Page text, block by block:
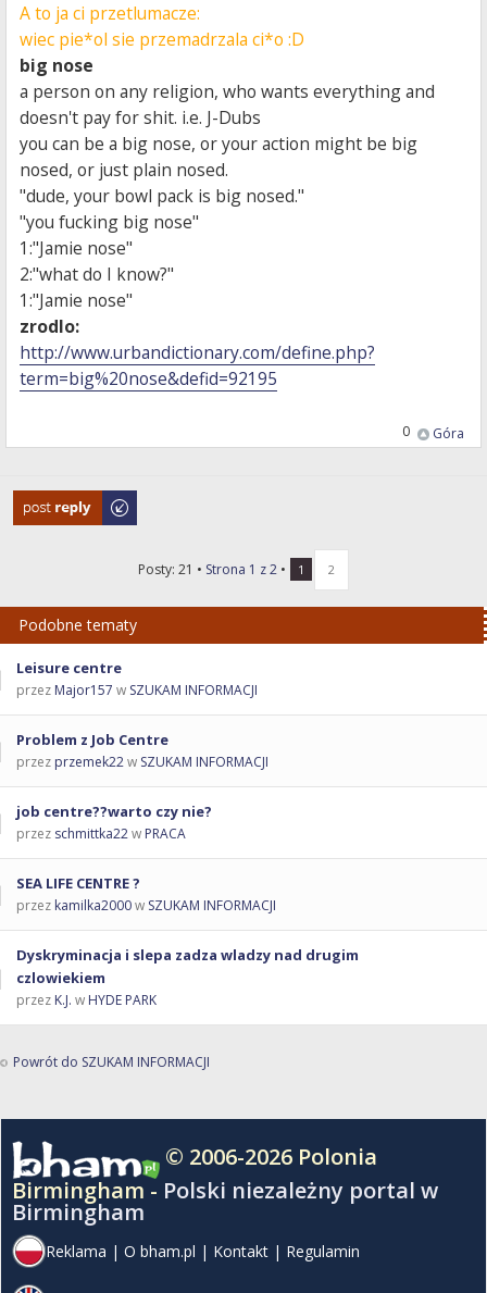
A to ja ci przetlumacze:
wiec pie*ol sie przemadrzala ci*o :D
big nose
a person on any religion, who wants everything and
doesn't pay for shit. i.e. J-Dubs
you can be a big nose, or your action might be big
nosed, or just plain nosed.
"dude, your bowl pack is big nosed."
"you fucking big nose"
1:"Jamie nose"
2:"what do I know?"
1:"Jamie nose"
zrodlo:
http://www.urbandictionary.com/define.php?
term=big%20nose&defid=92195
Góra
0
Odpowiedz
Posty: 21 • Strona 1 z2• 1 2
Podobne tematy
Leisure centre
przez Major157 w SZUKAM INFORMACJI
Problem z Job Centre
przez przemek22w SZUKAM INFORMACJI
job centre??warto czy nie?
przez schmittka22w PRACA
SEA LIFE CENTRE ?
przez kamilka2000w SZUKAM INFORMACJI
Dyskryminacja i slepa zadza wladzy nad drugim
czlowiekiem
przez K.J. w HYDE PARK
Powrót do SZUKAM INFORMACJI
© 2006-2026 Polonia
Birmingham - Polski niezależny portal w
Birmingham
Reklama | O bham.pl | Kontakt | Regulamin